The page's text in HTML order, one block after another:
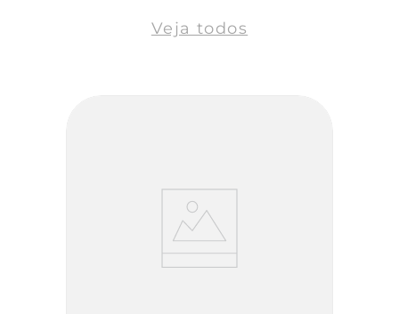
Veja todos